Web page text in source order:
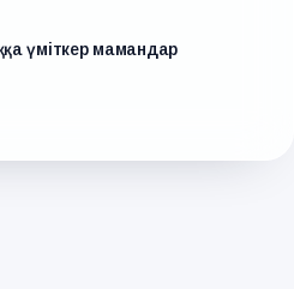
үміткер мамандар